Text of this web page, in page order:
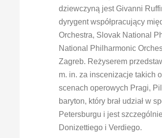
dziewczyną jest Givanni
dyrygent współpracujący
Orchestra, Slovak National
National Philharmonic
Zagreb. Reżyserem
m. in. za inscenizacje takich
scenach operowych Pragi,
baryton, który brał udział w
Petersburgu i jest
Donizettiego i Verdiego.